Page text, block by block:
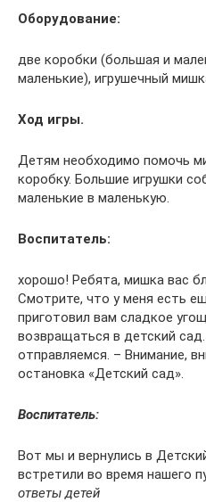
Оборудование:
две коробки (большая и
маленькие), игрушечный
Ход игры.
Детям необходимо помочь
коробку. Большие игрушки
маленькие в маленькую.
Воспитатель:
хорошо! Ребята, мишка вас
Смотрите, что у меня есть
приготовил вам сладкое
возвращаться в детский
отправляемся. – Внимание,
остановка «Детский сад».
Воспитатель:
Вот мы и вернулись в
встретили во время нашего
ответы детей